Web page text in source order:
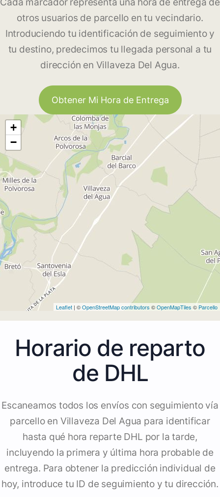
Cada marcador representa una hora de entrega de
otros usuarios de parcello en tu vecindario.
Introduciendo tu identificación de seguimiento y
tu destino, predecimos tu llegada personal a tu
dirección en Villaveza Del Agua.
Obtener Mi Hora de Entrega
+
−
Leaflet | ©OpenStreetMap contributors ©OpenMapTiles © Parcello
Horario de reparto
de DHL
Escaneamos todos los envíos con seguimiento vía
parcello en Villaveza Del Agua para identificar
hasta qué hora reparte DHL por la tarde,
incluyendo la primera y última hora probable de
entrega. Para obtener la predicción individual de
hoy, introduce tu ID de seguimiento y tu dirección.